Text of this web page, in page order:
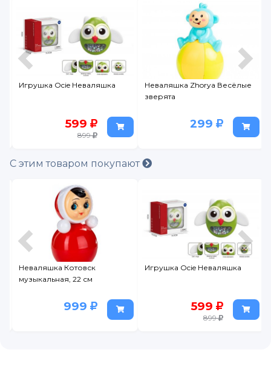
Игрушка Ocie Неваляшка
599
899
Неваляшка Zhorya Весёлые
зверята
299
С этим товаром покупают
Неваляшка Котовск
музыкальная, 22 см
999
Игрушка Ocie Неваляшка
599
899